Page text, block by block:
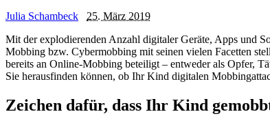
Julia Schambeck
25. März 2019
Mit der explodierenden Anzahl digitaler Geräte, Apps und
Mobbing bzw. Cybermobbing mit seinen vielen Facetten
bereits an Online-Mobbing beteiligt – entweder als Opfer,
Sie herausfinden können, ob Ihr Kind digitalen
Zeichen dafür, dass Ihr Kind